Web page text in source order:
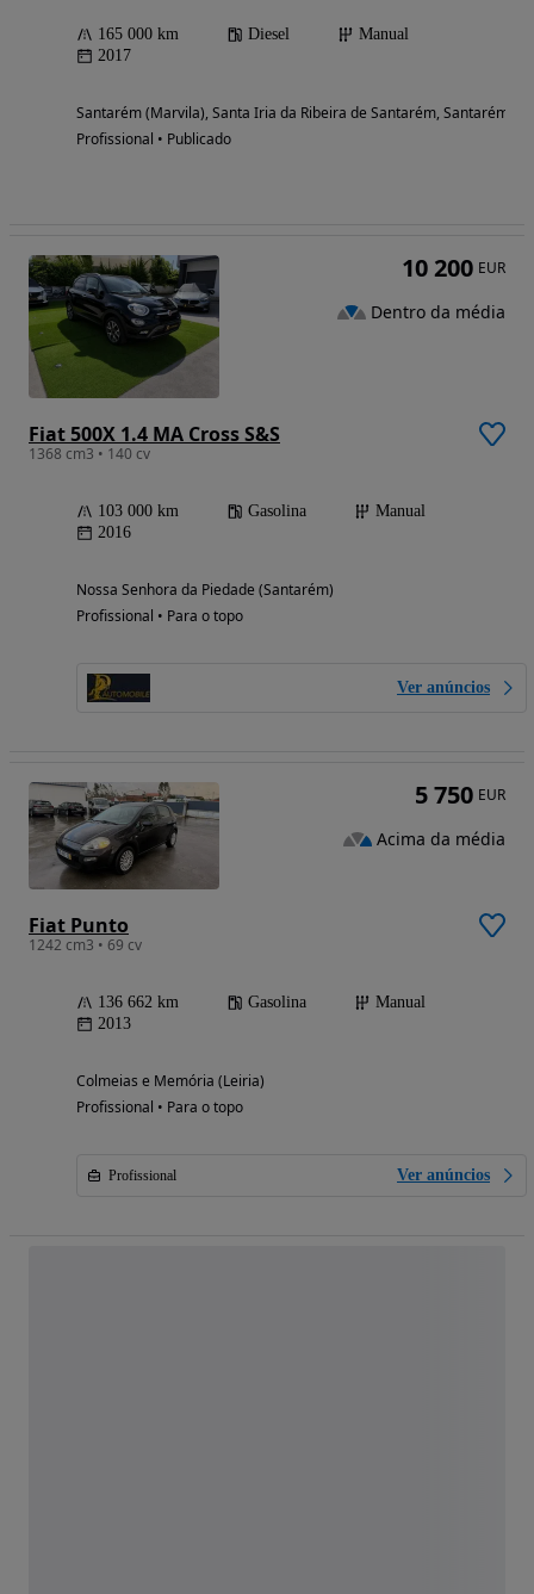
165 000 km Diesel
Manual
2017
Santarém (Marvila), Santa Iria da Ribeira de Santarém, Santarém
Profissional • Publicado
Fiat 500X 1.4 MA Cross S&S
1368 cm3 • 140 cv
103 000 km Gasolina
Manual
2016
Nossa Senhora da Piedade (Santarém)
Profissional • Para o topo
Ver anúncios
10 200 EUR
Dentro da média
Fiat Punto
1242 cm3 • 69 cv
136 662 km Gasolina
Manual
2013
Colmeias e Memória (Leiria)
Profissional • Para o topo
Profissional Ver anúncios
5 750 EUR
Acima da média